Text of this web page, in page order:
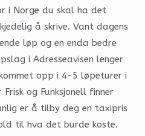
i Norge du skal ha det
å skrive. Vant dagens
løp og en enda bedre
i Adresseavisen lenger
opp i 4-5 løpeturer i
og Funksjonell finner
er å tilby deg en taxipris
til hva det burde koste.